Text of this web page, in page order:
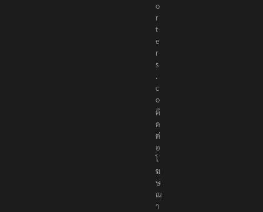
o
r
t
e
r
s
.
c
o
ติ
ด
ต่
อ
โ
ฆ
ษ
ณ
า